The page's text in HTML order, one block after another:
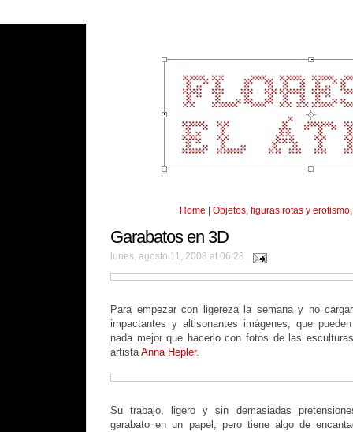
Home | Objetos, figuras rotas y
Garabatos en 3D
lunes, agosto 11, 2008 at 06:28.
Para empezar con ligereza la semana y no
impactantes y altisonantes imágenes, que
nada mejor que hacerlo con fotos de las
artistaAnna Hepler.
Su trabajo, ligero y sin demasiadas
garabato en un papel, pero tiene algo de